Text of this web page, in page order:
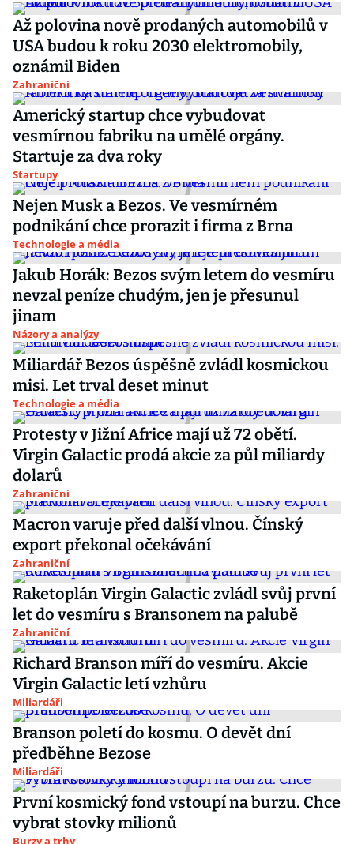
Až polovina nově prodaných automobilů v
USA budou k roku 2030 elektromobily,
oznámil Biden
Zahraniční
Americký startup chce vybudovat
vesmírnou fabriku na umělé orgány.
Startuje za dva roky
Startupy
Nejen Musk a Bezos. Ve vesmírném
podnikání chce prorazit i firma z Brna
Technologie a média
Jakub Horák: Bezos svým letem do vesmíru
nevzal peníze chudým, jen je přesunul
jinam
Názory a analýzy
Miliardář Bezos úspěšně zvládl kosmickou
misi. Let trval deset minut
Technologie a média
Protesty v Jižní Africe mají už 72 obětí.
Virgin Galactic prodá akcie za půl miliardy
dolarů
Zahraniční
Macron varuje před další vlnou. Čínský
export překonal očekávání
Zahraniční
Raketoplán Virgin Galactic zvládl svůj první
let do vesmíru s Bransonem na palubě
Zahraniční
Richard Branson míří do vesmíru. Akcie
Virgin Galactic letí vzhůru
Miliardáři
Branson poletí do kosmu. O devět dní
předběhne Bezose
Miliardáři
První kosmický fond vstoupí na burzu. Chce
vybrat stovky milionů
Burzy a trhy